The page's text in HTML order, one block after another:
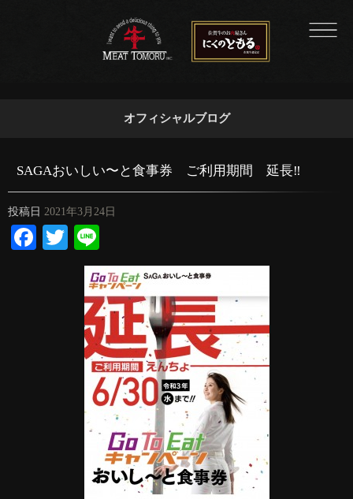
オフィシャルブログ
SAGAおいしい〜と食事券 ご利用期間 延長‼︎
投稿日 2021年3月24日
Facebook
Twitter